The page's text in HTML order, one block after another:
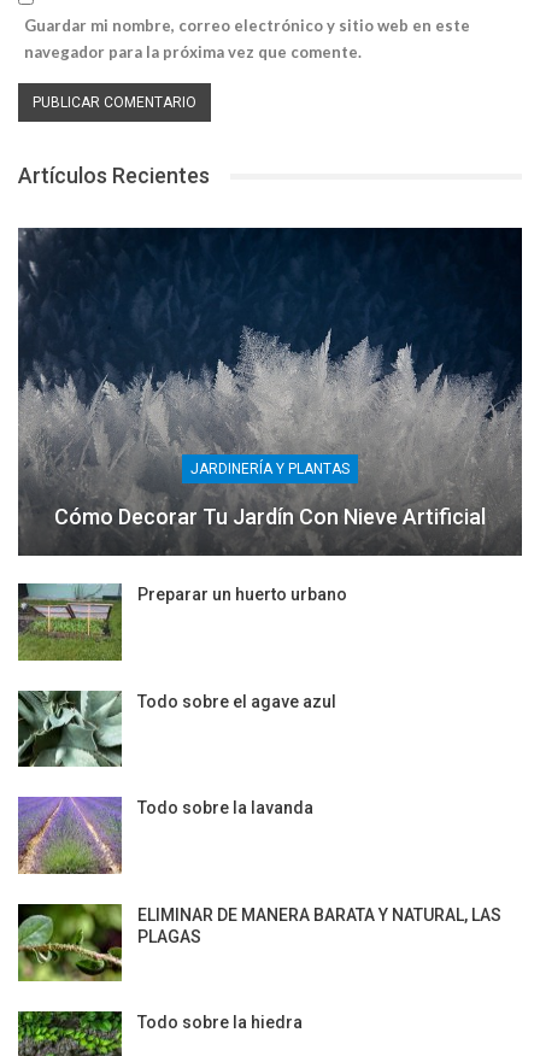
Guardar mi nombre, correo electrónico y sitio web en este
navegador para la próxima vez que comente.
Artículos Recientes
JARDINERÍA Y PLANTAS
Cómo Decorar Tu Jardín Con Nieve Artificial
Preparar un huerto urbano
Todo sobre el agave azul
Todo sobre la lavanda
ELIMINAR DE MANERA BARATA Y NATURAL, LAS
PLAGAS
Todo sobre la hiedra